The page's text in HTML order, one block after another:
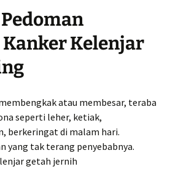
Kelenjar
atau membesar, teraba
seperti leher, ketiak,
berkeringat di malam hari.
yang tak terang penyebabnya.
getah jernih